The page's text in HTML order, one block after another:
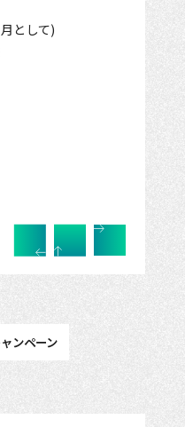
として)
ンペーン